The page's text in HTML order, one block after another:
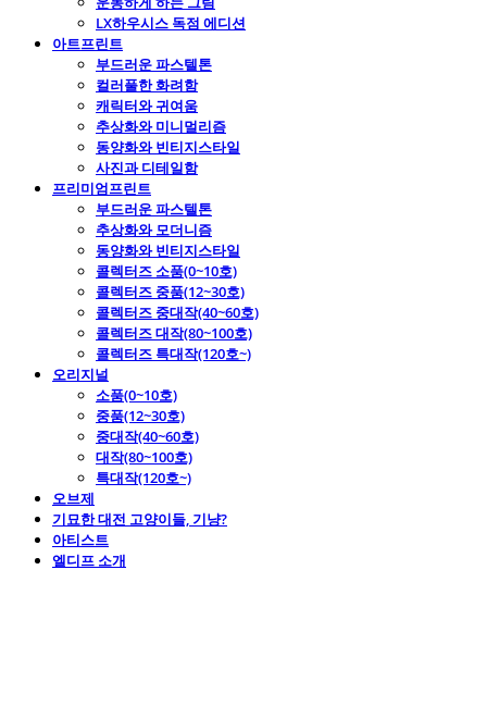
LX하우시스 독점 에디션
아트프린트
부드러운 파스텔톤
컬러풀한 화려함
캐릭터와 귀여움
추상화와 미니멀리즘
동양화와 빈티지스타일
사진과 디테일함
프리미엄프린트
부드러운 파스텔톤
추상화와 모더니즘
동양화와 빈티지스타일
콜렉터즈 소품(0~10호)
콜렉터즈 중품(12~30호)
콜렉터즈 중대작(40~60호)
콜렉터즈 대작(80~100호)
콜렉터즈 특대작(120호~)
오리지널
소품(0~10호)
중품(12~30호)
중대작(40~60호)
대작(80~100호)
특대작(120호~)
오브제
기묘한 대전 고양이들, 기냥?
아티스트
엘디프 소개